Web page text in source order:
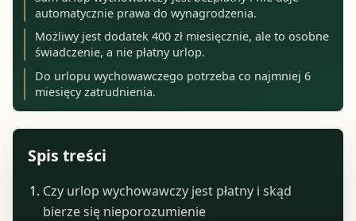
automatycznie prawa do wynagrodzenia.
Możliwy jest dodatek 400 zł miesięcznie, ale to osobne
świadczenie, a nie płatny urlop.
Do urlopu wychowawczego potrzeba co najmniej 6
miesięcy zatrudnienia.
Spis treści
Czy urlop wychowawczy jest płatny i skąd
bierze się nieporozumienie